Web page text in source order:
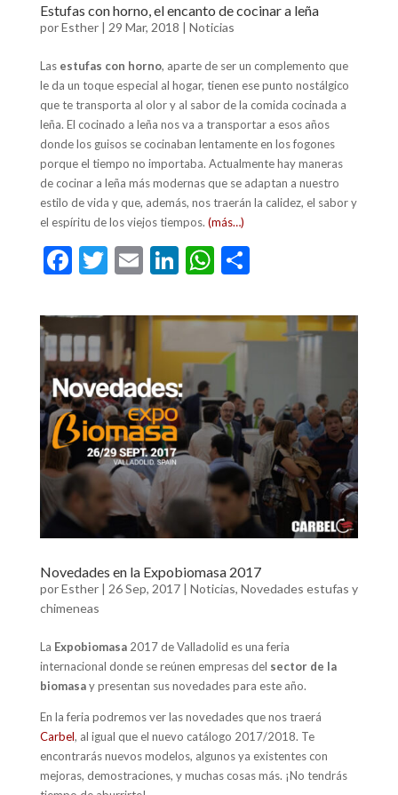
Estufas con horno, el encanto de cocinar a leña
porEsther| 29 Mar, 2018 | Noticias
Las estufas con horno, aparte de ser un complemento que
le da un toque especial al hogar, tienen ese punto nostálgico
que te transporta al olor y al sabor de la comida cocinada a
leña. El cocinado a leña nos va a transportar a esos años
donde los guisos se cocinaban lentamente en los fogones
porque el tiempo no importaba. Actualmente hay maneras
de cocinar a leña más modernas que se adaptan a nuestro
estilo de vida y que, además, nos traerán la calidez, el sabor y
el espíritu de los viejos tiempos. (más…)
F
e
b
o
o
k
T
itt
er
E
ai
Li
ke
dI
n
W
at
s
A
p
p
C
m
p
ti
r
Novedades en la Expobiomasa 2017
porEsther| 26 Sep, 2017| Noticias, Novedades estufas y
chimeneas
La Expobiomasa2017 de Valladolid es una feria
internacional donde se reúnen empresas del sector de la
biomasay presentan sus novedades para este año.
En la feria podremos ver las novedades que nos traerá
Carbel, al igual que el nuevo catálogo 2017/2018. Te
encontrarás nuevos modelos, algunos ya existentes con
mejoras, demostraciones, y muchas cosas más. ¡No tendrás